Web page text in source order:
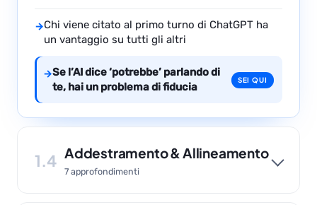
→Chi viene citato al primo turno di ChatGPT ha
un vantaggio su tutti gli altri
→Se l’AI dice ‘potrebbe’ parlando di
te, hai un problema di fiducia
SEI QUI
1.4 Addestramento & Allineamento
7 approfondimenti